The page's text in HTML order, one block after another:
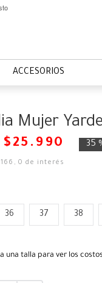
ACCESORIOS
Mujer
$ 25 . 990 35
,0 de interés
36 37 38
una talla para ver los